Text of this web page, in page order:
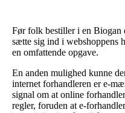
Før folk bestiller i en Biogan
sætte sig ind i webshoppens
en omfattende opgave.
En anden mulighed kunne
internet forhandleren er e-
signal om at online
regler, foruden at e-